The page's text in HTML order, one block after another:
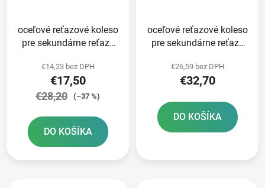
oceľové reťazové koleso
pre sekundárne reťaze
zubov
€14,23 bez DPH
€17,50
€28,20 (–37 %)
DO KOŠÍKA
oceľové reťazové koleso
pre sekundárne reťaze
zubov
€26,59 bez DPH
€32,70
DO KOŠÍKA